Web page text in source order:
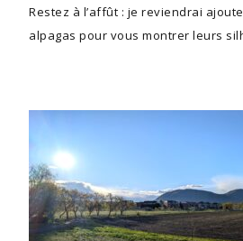
Restez à l’affût : je reviendrai
alpagas pour vous montrer leurs